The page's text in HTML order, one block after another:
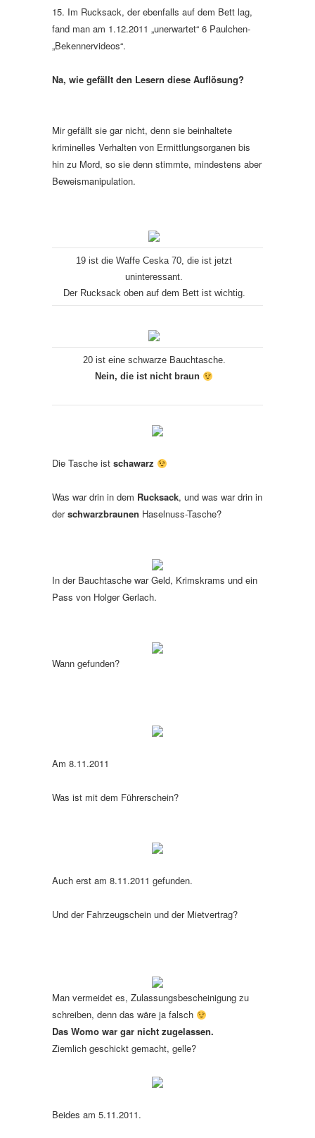
15. Im Rucksack, der ebenfalls auf dem Bett lag,
fand man am 1.12.2011 „unerwartet“ 6 Paulchen-
„Bekennervideos“.
Na, wie gefällt den Lesern diese Auflösung?
Mir gefällt sie gar nicht, denn sie beinhaltete
kriminelles Verhalten von Ermittlungsorganen bis
hin zu Mord, so sie denn stimmte, mindestens aber
Beweismanipulation.
19 ist die Waffe Ceska 70, die ist jetzt
uninteressant.
Der Rucksack oben auf dem Bett ist wichtig.
20 ist eine schwarze Bauchtasche.
Nein, die ist nicht braun
Die Tasche ist schawarz
Was war drin in dem Rucksack, und was war drin in
derschwarzbraunen Haselnuss-Tasche?
In der Bauchtasche war Geld, Krimskrams und ein
Pass von Holger Gerlach.
Wann gefunden?
Am 8.11.2011
Was ist mit dem Führerschein?
Auch erst am 8.11.2011 gefunden.
Und der Fahrzeugschein und der Mietvertrag?
Man vermeidet es, Zulassungsbescheinigung zu
schreiben, denn das wäre ja falsch
Das Womo war gar nicht zugelassen.
Ziemlich geschickt gemacht, gelle?
Beides am 5.11.2011.